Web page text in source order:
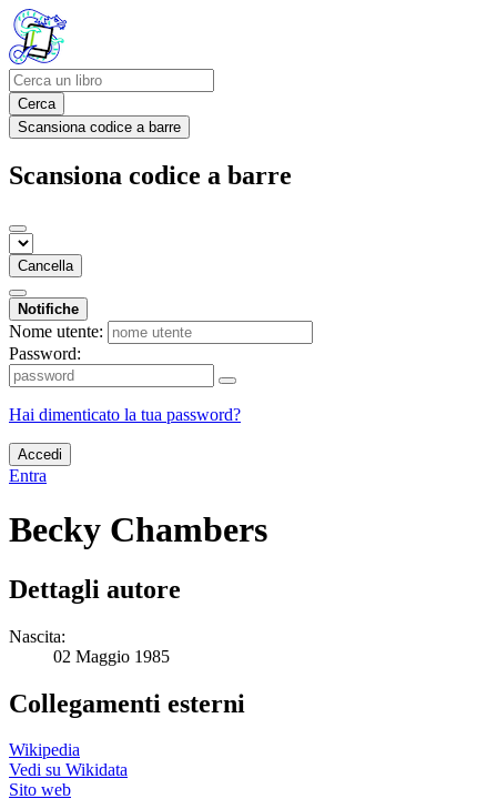
Cerca
Scansiona codice a barre
Scansiona codice a barre
Cancella
Notifiche
Nome utente:
Password:
Hai dimenticato la tua password?
Accedi
Entra
Becky Chambers
Dettagli autore
Nascita:
02 Maggio 1985
Collegamenti esterni
Wikipedia
Vedi su Wikidata
Sito web